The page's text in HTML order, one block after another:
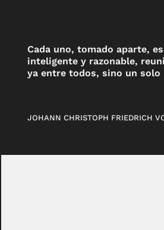
Cada uno, tomado aparte,
inteligente y razonable,
ya entre todos, sino un solo
JOHANN CHRISTOPH FRIEDRICH